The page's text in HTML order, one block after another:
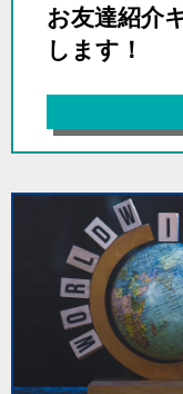
お友達紹介
します！